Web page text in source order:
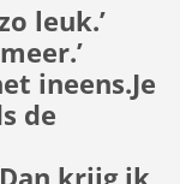
leuk.’
ineens.Je
de